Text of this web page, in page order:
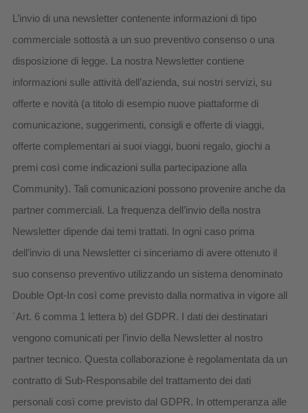
L’invio di una newsletter contenente informazioni di tipo
commerciale sottostà a un suo preventivo consenso o una
disposizione di legge. La nostra Newsletter contiene
informazioni sulle attività dell’azienda, sui nostri servizi, su
offerte e novità (a titolo di esempio nuove piattaforme di
comunicazione, suggerimenti, consigli e offerte di viaggi,
offerte complementari ai suoi viaggi, buoni regalo, giochi a
premi così come indicazioni sulla partecipazione alla
Community). Tali comunicazioni possono provenire anche da
partner commerciali. La frequenza dell’invio della nostra
Newsletter dipende dai temi trattati. In ogni caso prima
dell’invio di una Newsletter ci sinceriamo di avere ottenuto il
suo consenso preventivo utilizzando un sistema denominato
Double Opt-In così come previsto dalla normativa in vigore all
´Art. 6 comma 1 lettera b) del GDPR. I dati dei destinatari
vengono comunicati per l’invio della Newsletter al nostro
partner tecnico. Questa collaborazione è regolamentata da un
contratto di Sub-Responsabile del trattamento dei dati
personali così come previsto dal GDPR. In ottemperanza alle